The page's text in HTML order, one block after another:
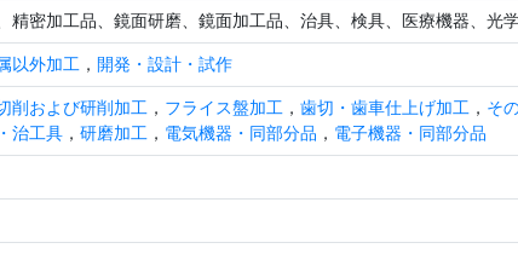
精密加工品、鏡面研磨、鏡面加工品、治具、検具、医療機器、光
以外加工 ， 開発・設計・試作
削および研削加工 ， フライス盤加工 ， 歯切・歯車仕上げ加工 ， そ
治工具， 研磨加工 ， 電気機器・同部分品 ， 電子機器・同部分品